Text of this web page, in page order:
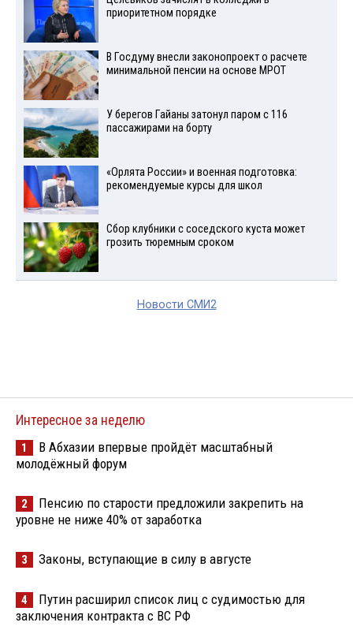
приоритетном порядке
В Госдуму внесли законопроект о расчете
минимальной пенсии на основе МРОТ
У берегов Гайаны затонул паром с 116
пассажирами на борту
«Орлята России» и военная подготовка:
рекомендуемые курсы для школ
Сбор клубники с соседского куста может
грозить тюремным сроком
Новости СМИ2
Интересное за неделю
1
В Абхазии впервые пройдёт масштабный
молодёжный форум
2
Пенсию по старости предложили закрепить на
уровне не ниже 40% от заработка
3 Законы, вступающие в силу в августе
4
Путин расширил список лиц с судимостью для
заключения контракта с ВС РФ